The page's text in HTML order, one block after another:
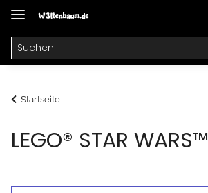
Startseite
LEGO® STAR WARS™